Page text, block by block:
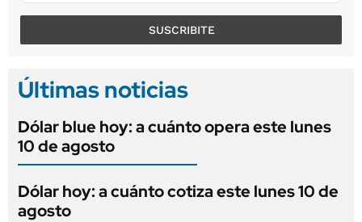
SUSCRIBITE
Últimas noticias
Dólar blue hoy: a cuánto opera este lunes
10 de agosto
Dólar hoy: a cuánto cotiza este lunes 10 de
agosto